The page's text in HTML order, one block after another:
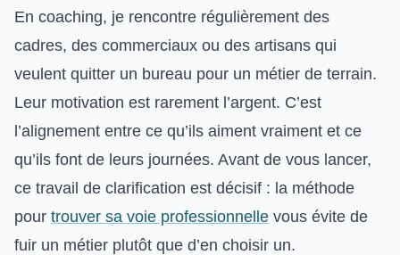
En coaching, je rencontre régulièrement des
cadres, des commerciaux ou des artisans qui
veulent quitter un bureau pour un métier de terrain.
Leur motivation est rarement l’argent. C’est
l’alignement entre ce qu’ils aiment vraiment et ce
qu’ils font de leurs journées. Avant de vous lancer,
ce travail de clarification est décisif : la méthode
pour trouver sa voie professionnelle vous évite de
fuir un métier plutôt que d’en choisir un.